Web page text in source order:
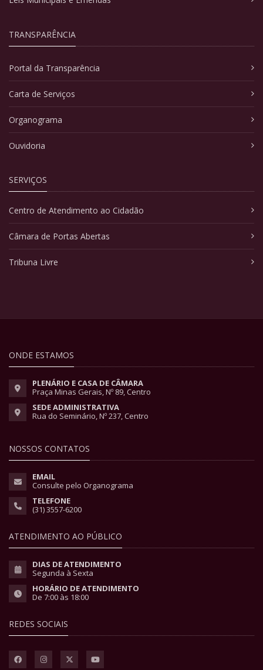
TRANSPARÊNCIA
Portal da Transparência
Carta de Serviços
Organograma
Ouvidoria
SERVIÇOS
Centro de Atendimento ao Cidadão
Câmara de Portas Abertas
Tribuna Livre
ONDE ESTAMOS
PLENÁRIO E CASA DE CÂMARA
Praça Minas Gerais, Nº 89, Centro
SEDE ADMINISTRATIVA
Rua do Seminário, Nº 237, Centro
NOSSOS CONTATOS
EMAIL
Consulte pelo Organograma
TELEFONE
(31) 3557-6200
ATENDIMENTO AO PÚBLICO
DIAS DE ATENDIMENTO
Segunda à Sexta
HORÁRIO DE ATENDIMENTO
De 7:00 às 18:00
REDES SOCIAIS